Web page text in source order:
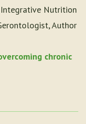
Integrative Nutrition
Author
chronic